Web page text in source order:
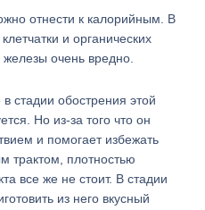
отнести к калорийным. В
и органических
очень вредно.
стадии обострения этой
Но из-за того что он
и помогает избежать
трактом, плотностью
все же не стоит. В стадии
из него вкусный